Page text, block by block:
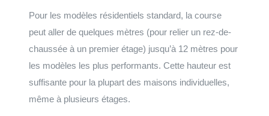
Pour les modèles résidentiels standard, la course
peut aller de quelques mètres (pour relier un rez-de-
chaussée à un premier étage) jusqu’à 12 mètres pour
les modèles les plus performants. Cette hauteur est
suffisante pour la plupart des maisons individuelles,
même à plusieurs étages.